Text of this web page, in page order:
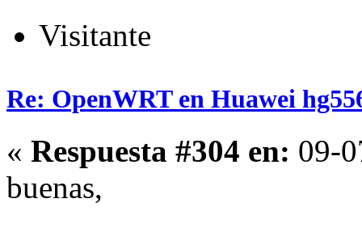
Visitante
Re: OpenWRT en Huawei
« Respuesta #304 en: 09-
buenas,